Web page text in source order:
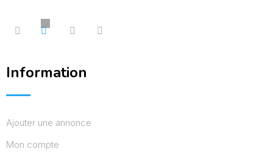
Information
Ajouter une annonce
Mon compte